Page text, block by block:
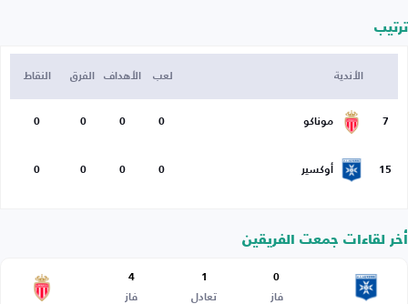
ترتيب
الأندية لعب الأهداف الفرق النقاط
7 موناكو 0
0
0
0
15 أوكسير 0
0
0
0
أخر لقاءات جمعت الفريقين
0
فاز
1
تعادل
4
فاز